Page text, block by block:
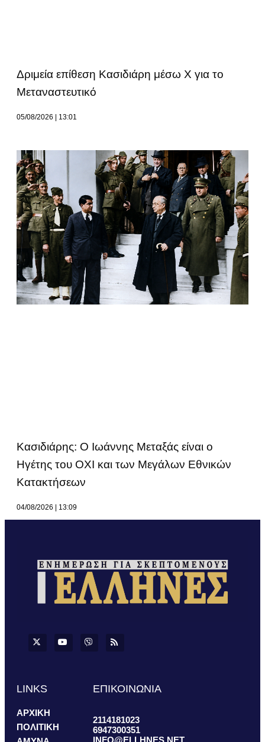
Δριμεία επίθεση Κασιδιάρη μέσω Χ για το
Μεταναστευτικό
05/08/2026 13:01
Κασιδιάρης: Ο Ιωάννης Μεταξάς είναι ο
Ηγέτης του ΟΧΙ και των Μεγάλων Εθνικών
Κατακτήσεων
04/08/2026 13:09
LINKS
ΑΡΧΙΚΗ
ΠΟΛΙΤΙΚΗ
ΕΠΙΚΟΙΝΩΝΙΑ
2114181023
6947300351